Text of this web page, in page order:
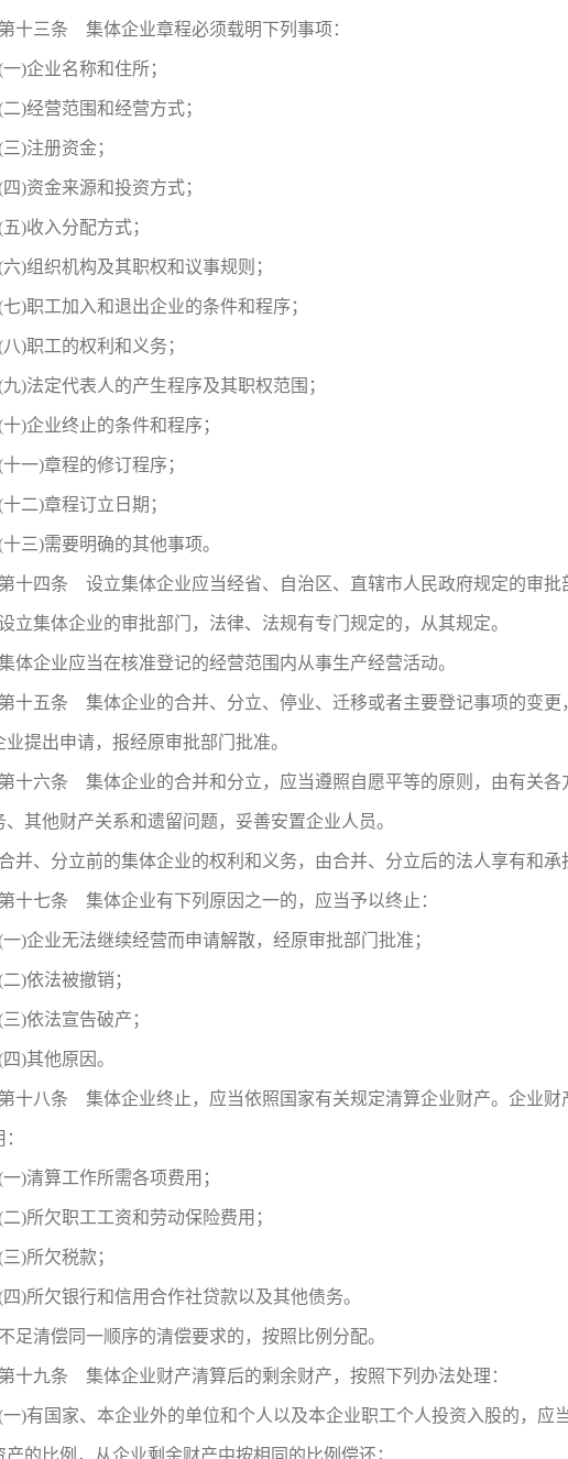
十三条 集体企业章程必须载明下列事项：
一)企业名称和住所；
二)经营范围和经营方式；
三)注册资金；
四)资金来源和投资方式；
五)收入分配方式；
六)组织机构及其职权和议事规则；
七)职工加入和退出企业的条件和程序；
八)职工的权利和义务；
九)法定代表人的产生程序及其职权范围；
十)企业终止的条件和程序；
十一)章程的修订程序；
十二)章程订立日期；
十三)需要明确的其他事项。
十四条 设立集体企业应当经省、自治区、直辖市人民政府规定的审批
立集体企业的审批部门，法律、法规有专门规定的，从其规定。
体企业应当在核准登记的经营范围内从事生产经营活动。
十五条 集体企业的合并、分立、停业、迁移或者主要登记事项的变更
业提出申请，报经原审批部门批准。
十六条 集体企业的合并和分立，应当遵照自愿平等的原则，由有关各
、其他财产关系和遗留问题，妥善安置企业人员。
并、分立前的集体企业的权利和义务，由合并、分立后的法人享有和承
十七条 集体企业有下列原因之一的，应当予以终止：
一)企业无法继续经营而申请解散，经原审批部门批准；
二)依法被撤销；
三)依法宣告破产；
四)其他原因。
十八条 集体企业终止，应当依照国家有关规定清算企业财产。企业财
一)清算工作所需各项费用；
二)所欠职工工资和劳动保险费用；
三)所欠税款；
四)所欠银行和信用合作社贷款以及其他债务。
足清偿同一顺序的清偿要求的，按照比例分配。
十九条 集体企业财产清算后的剩余财产，按照下列办法处理：
一)有国家、本企业外的单位和个人以及本企业职工个人投资入股的，应
产的比例，从企业剩余财产中按相同的比例偿还；